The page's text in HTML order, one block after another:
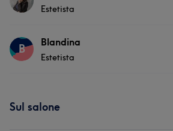
Massaggio
Estetista
Servizi
B Blandina
Estetista
Sul salone